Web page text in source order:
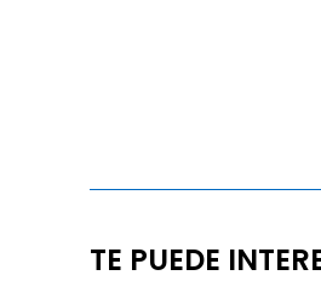
TE PUEDE